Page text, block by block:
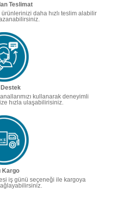
Teslimat
daha hızlı teslim alabilir
Destek
kullanarak deneyimli
hızla ulaşabilirisiniz.
Kargo
iş günü seçeneği ile kargoya